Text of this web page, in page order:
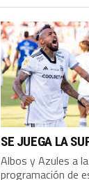
SE JUEGA LA
Albos y Azules a
programación de